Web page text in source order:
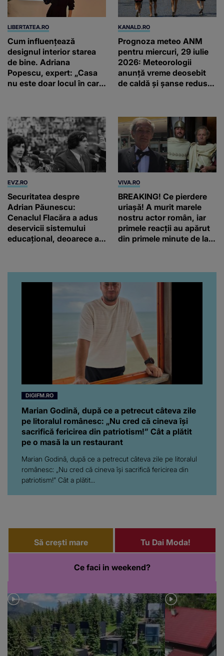
LIBERTATEA.RO
Cum influențează
designul interior starea
de bine. Adriana
Popescu, expert: „Casa
nu este doar locul în care
KANALD.RO
Prognoza meteo ANM
pentru miercuri, 29 iulie
2026: Meteorologii
anunță vreme deosebit
de caldă și șanse reduse
EVZ.RO
Securitatea despre
Adrian Păunescu:
Cenaclul Flacăra a adus
deservicii sistemului
educațional, deoarece a
imoralitatea
VIVA.RO
BREAKING! Ce pierdere
uriașă! A murit marele
nostru actor român, iar
primele reacții au apărut
din primele minute de la
pentru el...” Ce s-a aflat
până în acest moment
DIGIFM.RO
Marian Godină, după ce a petrecut câteva zile
pe litoralul românesc: „Nu cred că cineva își
sacrifică fericirea din patriotism!” Cât a plătit
pe o masă la un restaurant
Marian Godină, după ce a petrecut câteva zile pe litoralul
românesc: „Nu cred că cineva își sacrifică fericirea din
patriotism!” Cât a plătit...
Să crești mare Tu Dai Moda!
Ce faci in weekend?